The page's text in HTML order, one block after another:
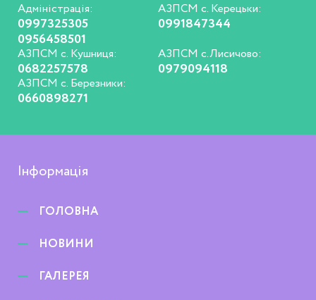
Адміністрація:
0997325305
0956458501
АЗПСМ с. Керецьки:
0991847344
АЗПСМ с. Кушниця:
0682257578
АЗПСМ с.Лисичово:
0979094118
АЗПСМ с. Березники:
0660898271
Інформація
ГОЛОВНА
НОВИНИ
ГАЛЕРЕЯ